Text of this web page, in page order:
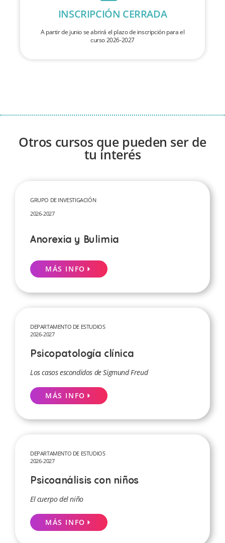
INSCRIPCIÓN CERRADA
A partir de junio se abrirá el plazo de inscripción para el
curso 2026-2027
Otros cursos que pueden ser de
tu interés
GRUPO DE INVESTIGACIÓN
2026-2027
Anorexia y Bulimia
MÁS INFO
DEPARTAMENTO DE ESTUDIOS
2026-2027
Psicopatología clínica
Los casos escondidos de Sigmund Freud
MÁS INFO
DEPARTAMENTO DE ESTUDIOS
2026-2027
Psicoanálisis con niños
El cuerpo del niño
MÁS INFO